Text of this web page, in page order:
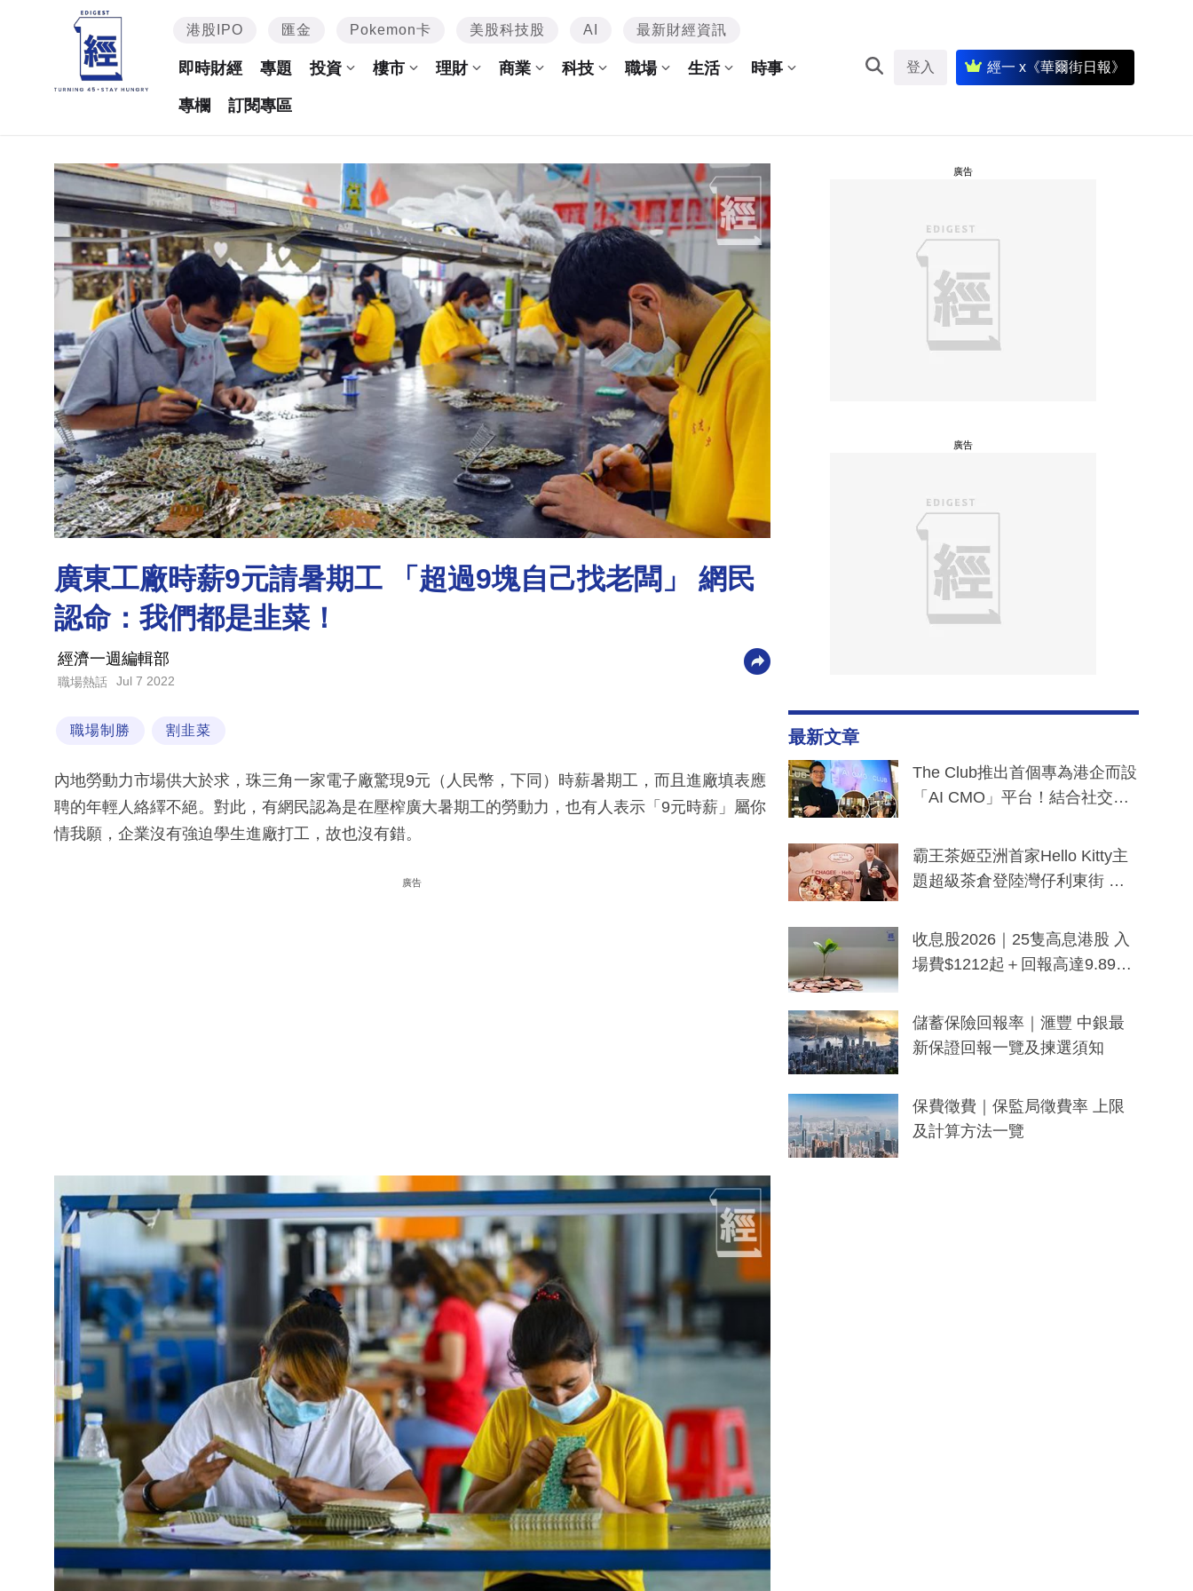
港股IPO 匯金 Pokemon卡 美股科技股 AI 最新財經資訊
即時財經 專題 投資 樓市 理財 商業 科技 職場 生活 時事
專欄 訂閱專區
登入 經一 x《華爾街日報》
廣東工廠時薪9元請暑期工 「超過9塊自己找老闆」 網民
認命：我們都是韭菜！
經濟一週編輯部
職場熱話 Jul 7 2022
職場制勝 割韭菜
內地勞動力市場供大於求，珠三角一家電子廠驚現9元（人民幣，下同）時薪暑期工，而且進廠填表應
聘的年輕人絡繹不絕。對此，有網民認為是在壓榨廣大暑期工的勞動力，也有人表示「9元時薪」屬你
情我願，企業沒有強迫學生進廠打工，故也沒有錯。
廣告
廣告
廣告
最新文章
The Club推出首個專為港企而設
「AI CMO」平台！結合社交聆
分鐘生成「貼地」宣傳短片
霸王茶姬亞洲首家Hello Kitty主
題超級茶倉登陸灣仔利東街 推
y及香港限定特調系列
收息股2026｜25隻高息港股 入
場費$1212起＋回報高達9.89
儲蓄保險回報率｜滙豐 中銀最
新保證回報一覽及揀選須知
保費徵費｜保監局徵費率 上限
及計算方法一覽